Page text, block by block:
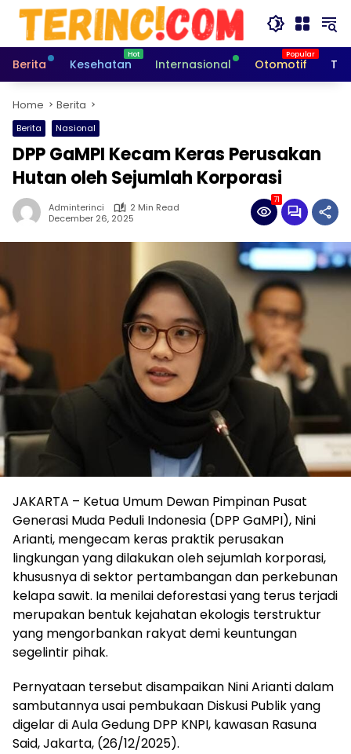
Skip
content
Berita
Kesehatan Internasional Otomotif
Home Berita
Berita Nasional
DPP GaMPI Kecam Keras Perusakan
Hutan oleh Sejumlah Korporasi
Adminterinci
2 Min Read
December 26, 2025
71
JAKARTA – Ketua Umum Dewan Pimpinan Pusat
Generasi Muda Peduli Indonesia (DPP GaMPI), Nini
Arianti, mengecam keras praktik perusakan
lingkungan yang dilakukan oleh sejumlah korporasi,
khususnya di sektor pertambangan dan perkebunan
kelapa sawit. Ia menilai deforestasi yang terus terjadi
merupakan bentuk kejahatan ekologis terstruktur
yang mengorbankan rakyat demi keuntungan
segelintir pihak.
Pernyataan tersebut disampaikan Nini Arianti dalam
sambutannya usai pembukaan Diskusi Publik yang
digelar di Aula Gedung DPP KNPI, kawasan Rasuna
Said, Jakarta, (26/12/2025).